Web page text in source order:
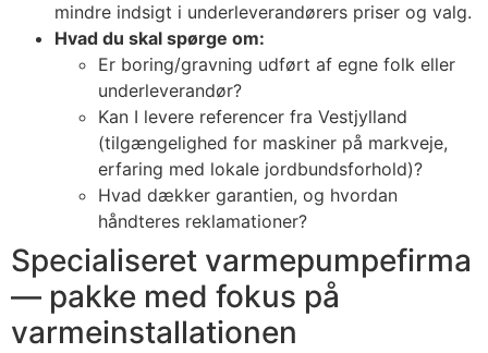
mindre indsigt i underleverandørers priser og valg.
Hvad du skal spørge om:
Er boring/gravning udført af egne folk eller
underleverandør?
Kan I levere referencer fra Vestjylland
(tilgængelighed for maskiner på markveje,
erfaring med lokale jordbundsforhold)?
Hvad dækker garantien, og hvordan
håndteres reklamationer?
Specialiseret varmepumpefirma
— pakke med fokus på
varmeinstallationen